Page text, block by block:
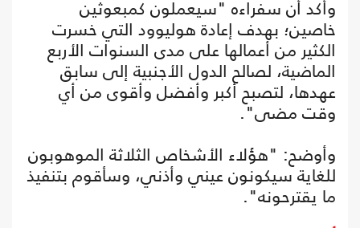
وأكد أن سفراءه "سيعملون كمبعوثين
خاصين؛ بهدف إعادة هوليوود التي خسرت
الكثير من أعمالها على مدى السنوات الأربع
الماضية، لصالح الدول الأجنبية إلى سابق
عهدها، لتصبح أكبر وأفضل وأقوى من أي
وقت مضى".
وأوضح: "هؤلاء الأشخاص الثلاثة الموهوبون
للغاية سيكونون عيني وأذني، وسأقوم بتنفيذ
ما يقترحونه".